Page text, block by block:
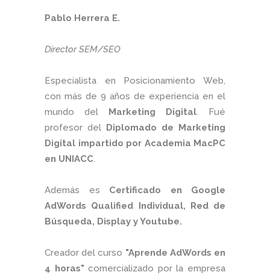
Pablo Herrera E.
Director SEM/SEO
Especialista en Posicionamiento Web,
con más de 9 años de experiencia en el
mundo del Marketing Digital. Fué
profesor del Diplomado de Marketing
Digital impartido por Academia MacPC
en UNIACC.
Además es Certificado en Google
AdWords Qualified Individual, Red de
Búsqueda, Display y Youtube.
Creador del curso "Aprende AdWords en
4 horas" comercializado por la empresa